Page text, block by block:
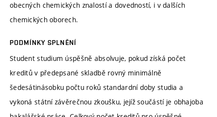
obecných chemických znalostí a dovedností, i v dalších
chemických oborech.
PODMÍNKY SPLNĚNÍ
Student studium úspěšně absolvuje, pokud získá počet
kreditů v předepsané skladbě rovný minimálně
šedesátinásobku počtu roků standardní doby studia a
vykoná státní závěrečnou zkoušku, jejíž součástí je obhajoba